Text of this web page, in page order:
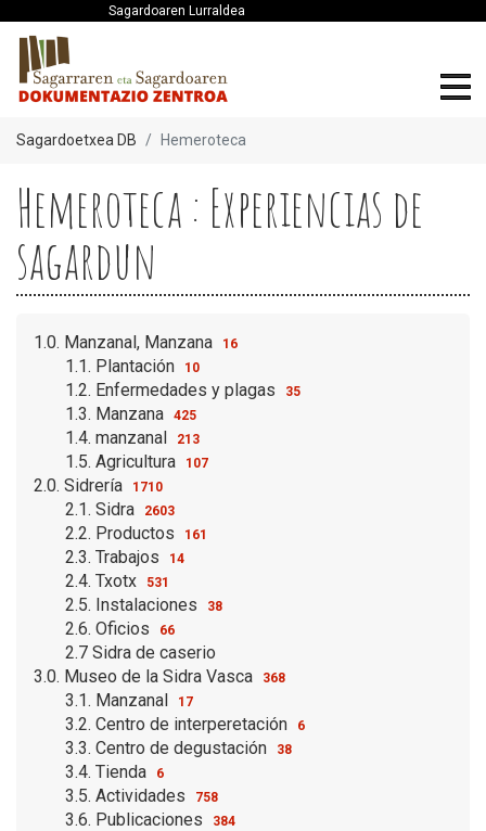
Sagardoaren Lurraldea
Sagardoetxea DB Hemeroteca
Hemeroteca : Experiencias de
sagardun
1.0. Manzanal, Manzana 16
1.1. Plantación 10
1.2. Enfermedades y plagas 35
1.3. Manzana 425
1.4. manzanal 213
1.5. Agricultura 107
2.0. Sidrería 1710
2.1. Sidra 2603
2.2. Productos 161
2.3. Trabajos 14
2.4. Txotx 531
2.5. Instalaciones 38
2.6. Oficios 66
2.7 Sidra de caserio
3.0. Museo de la Sidra Vasca
368
3.1. Manzanal 17
3.2. Centro de interperetación 6
3.3. Centro de degustación 38
3.4. Tienda 6
3.5. Actividades 758
3.6. Publicaciones 384